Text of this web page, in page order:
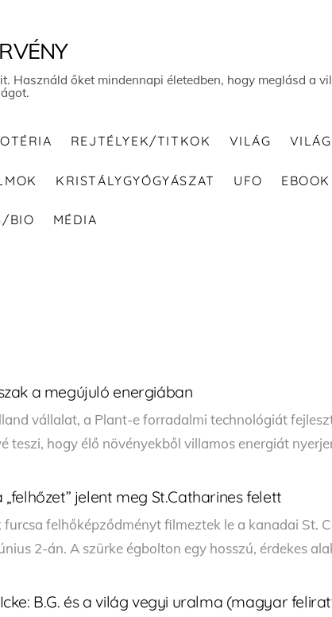
őket mindennapi életedben, hogy meglásd a
REJTÉLYEK/TITKOK VILÁG
KRISTÁLYGYÓGYÁSZAT UFO EBOOK
BIO MÉDIA
a megújuló energiában
vállalat, a Plant-e forradalmi technológiát
teszi, hogy élő növényekből villamos energiát
„felhőzet” jelent meg St.Catharines felett
furcsa felhőképződményt filmeztek le a kanadai St.
2-án. A szürke égbolton egy hosszú, érdekes
B.G. és a világ vegyi uralma (magyar